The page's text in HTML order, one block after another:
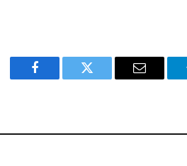
Facebook Twitter Email